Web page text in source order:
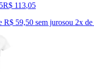
R$ 113,05
R$ 59,50 sem jurosou 2x de